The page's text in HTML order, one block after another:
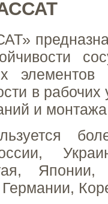
в рабочих
и
Германии,